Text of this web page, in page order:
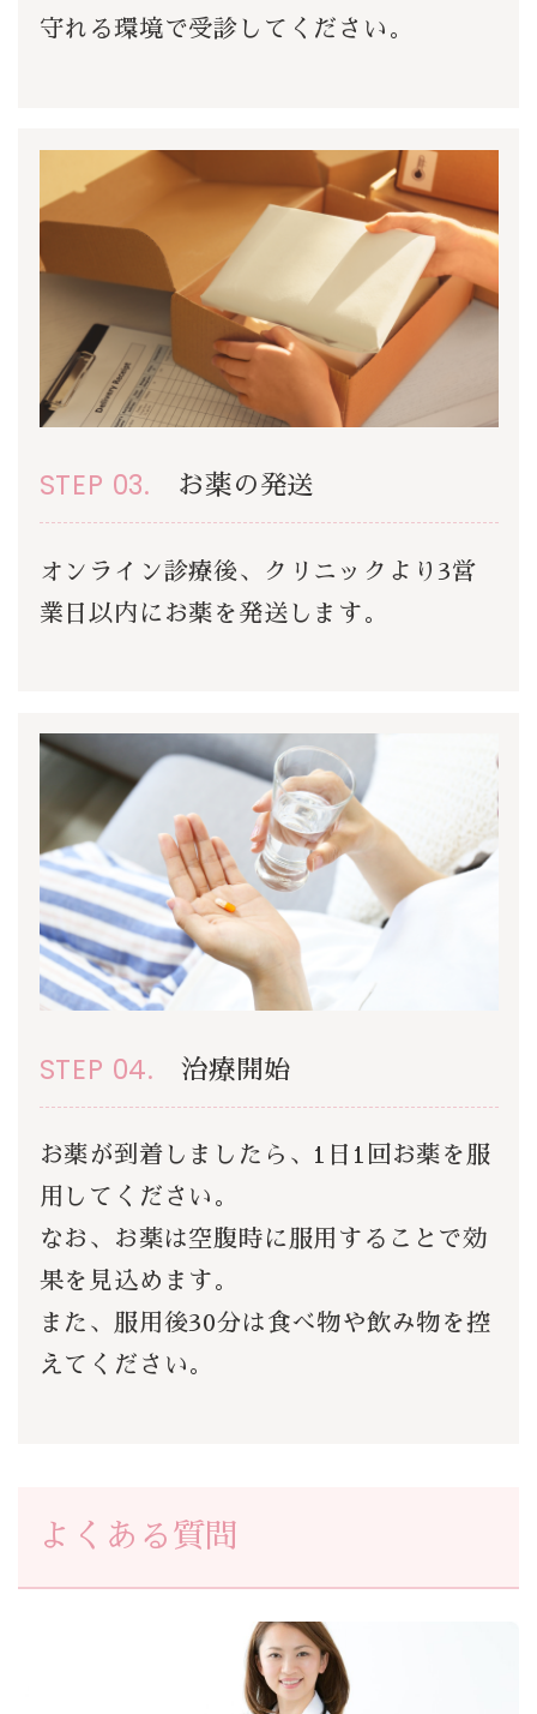
守れる環境で受診してください。
STEP 03. お薬の発送
オンライン診療後、クリニックより3営
業日以内にお薬を発送します。
STEP 04. 治療開始
お薬が到着しましたら、1日1回お薬を服
用してください。
なお、お薬は空腹時に服用することで効
果を見込めます。
また、服用後30分は食べ物や飲み物を控
えてください。
よくある質問